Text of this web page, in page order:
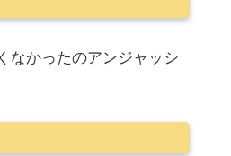
なかったのアンジャッシ